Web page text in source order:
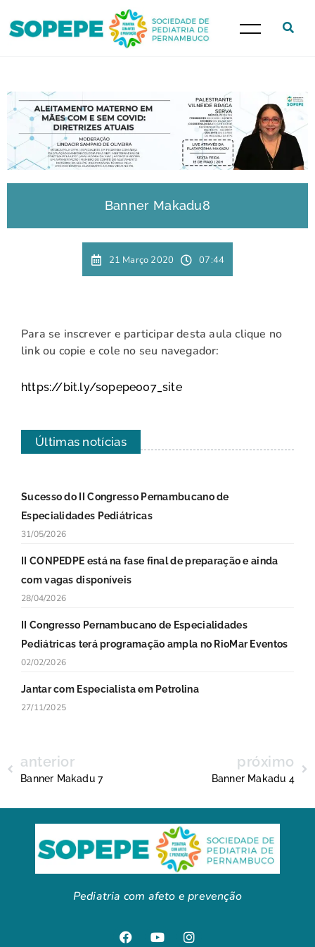
Banner Makadu8
21 Março 2020 07:44
Para se inscrever e participar desta aula clique no
link ou copie e cole no seu navegador:
https://bit.ly/sopepe007_site
Últimas notícias
Sucesso do II Congresso Pernambucano de
Especialidades Pediátricas
31/05/2026
II CONPEDPE está na fase final de preparação e ainda
com vagas disponíveis
28/04/2026
II Congresso Pernambucano de Especialidades
Pediátricas terá programação ampla no RioMar Eventos
02/02/2026
Jantar com Especialista em Petrolina
27/11/2025
anterior
Banner Makadu 7
próximo
Banner Makadu 4
Pediatria com afeto e prevenção